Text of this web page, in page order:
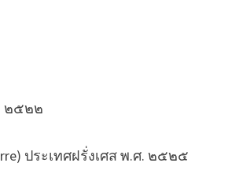
๒๕๒๒
ประเทศฝรั่งเศส พ.ศ. ๒๕๒๕